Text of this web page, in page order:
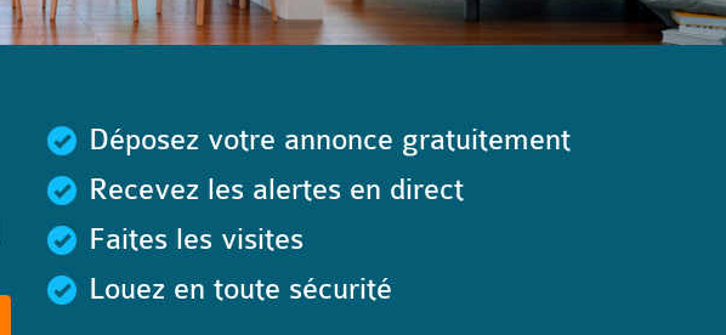
Déposez votre annonce gratuitement
Recevez les alertes en direct
Faites les visites
Louez en toute sécurité